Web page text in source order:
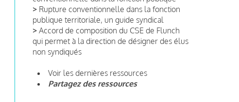
> Rupture conventionnelle dans la fonction
publique territoriale, un guide syndical
> Accord de composition du CSE de Flunch
qui permet à la direction de désigner des élus
non syndiqués
Voir les dernières ressources
Partagez des ressources